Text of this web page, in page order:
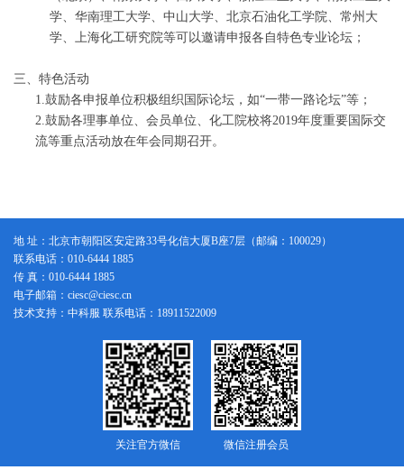
学、华南理工大学、中山大学、北京石油化工学院、常州大
学、上海化工研究院等可以邀请申报各自特色专业论坛；
三、特色活动
1.鼓励各申报单位积极组织国际论坛，如“一带一路论坛”等；
2.鼓励各理事单位、会员单位、化工院校将2019年度重要国际交
流等重点活动放在年会同期召开。
地 址：北京市朝阳区安定路33号化信大厦B座7层（邮编：100029）
联系电话：010-6444 1885
传 真：010-6444 1885
电子邮箱：ciesc@ciesc.cn
技术支持：中科服 联系电话：18911522009
关注官方微信 微信注册会员